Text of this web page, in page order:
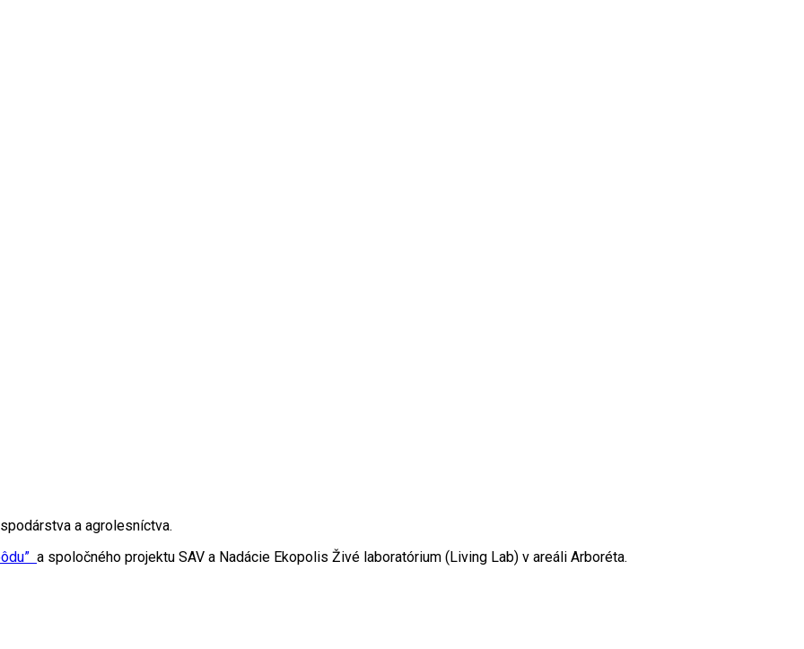
a agrolesníctva.
a spoločného projektu SAV a Nadácie Ekopolis Živé laboratórium (Living Lab) v areáli Arboréta.